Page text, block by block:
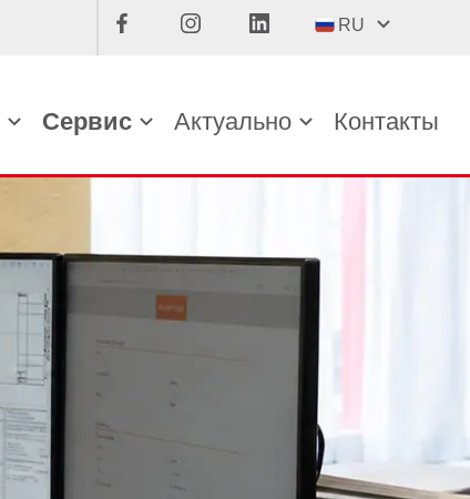
RU
Сервис Актуально Контакты